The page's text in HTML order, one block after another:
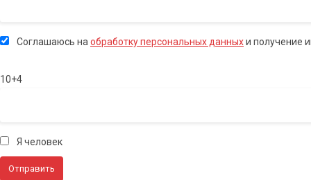
Соглашаюсь на обработку персональных данныхи получение
10+4
Я человек